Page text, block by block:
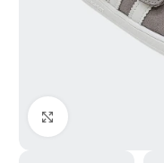
Haga Click